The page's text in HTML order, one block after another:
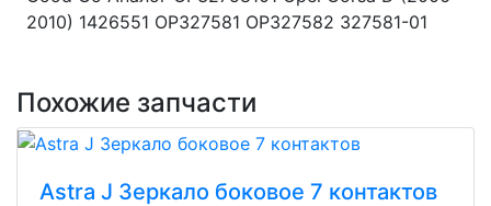
2010) 1426551 OP327581 OP327582 327581-01
Похожие запчасти
Astra J Зеркало боковое 7 контактов